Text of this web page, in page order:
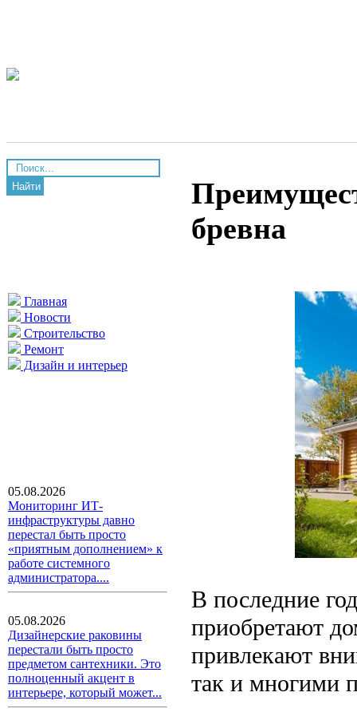
Найти
Главная
Новости
Строительство
Ремонт
Дизайн и интерьер
05.08.2026
Мониторинг ИТ-
инфраструктуры давно
перестал быть просто
«приятным дополнением» к
работе системного
администратора....
05.08.2026
Дизайнерские раковины
перестали быть просто
предметом сантехники. Это
полноценный акцент в
интерьере, который может...
бревна
В последние
приобретают
привлекают
так и многими